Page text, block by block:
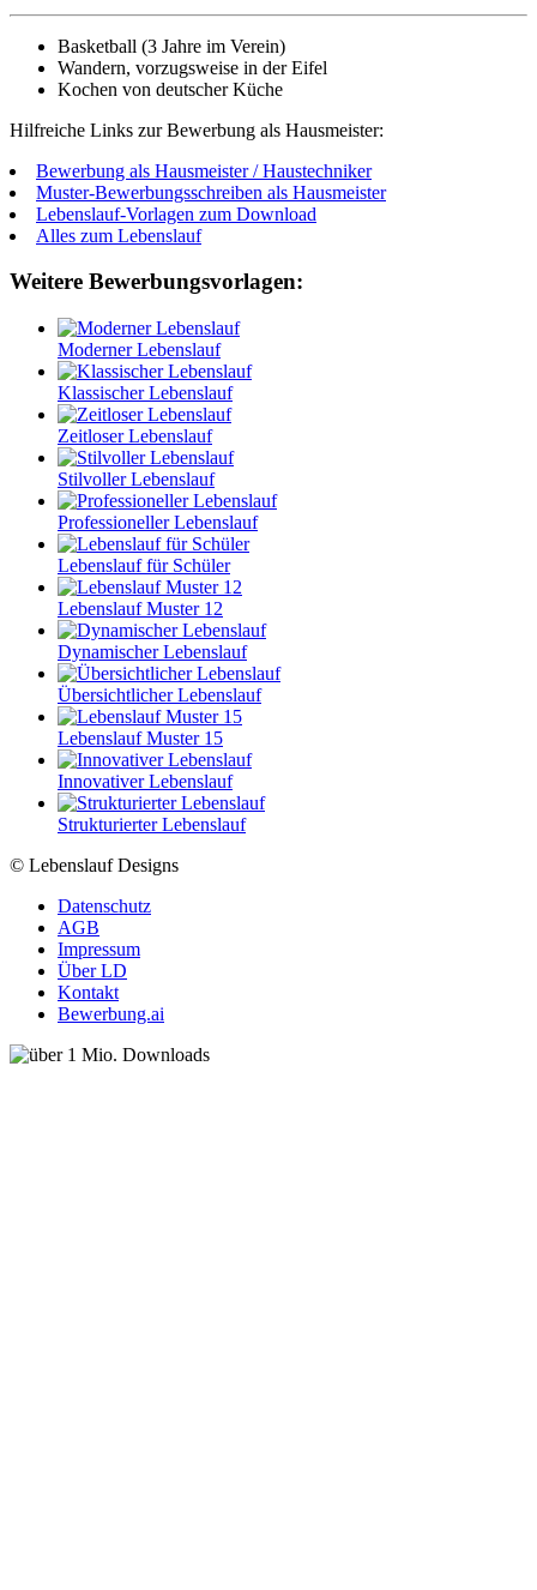
Basketball (3 Jahre im Verein)
Wandern, vorzugsweise in der Eifel
Kochen von deutscher Küche
Hilfreiche Links zur Bewerbung als Hausmeister:
Bewerbung als Hausmeister / Haustechniker
Muster-Bewerbungsschreiben als Hausmeister
Lebenslauf-Vorlagen zum Download
Alles zum Lebenslauf
Weitere Bewerbungsvorlagen:
Moderner Lebenslauf
Klassischer Lebenslauf
Zeitloser Lebenslauf
Stilvoller Lebenslauf
Professioneller Lebenslauf
Lebenslauf für Schüler
Lebenslauf Muster 12
Dynamischer Lebenslauf
Übersichtlicher Lebenslauf
Lebenslauf Muster 15
Innovativer Lebenslauf
Strukturierter Lebenslauf
© Lebenslauf Designs
Datenschutz
AGB
Impressum
Über LD
Kontakt
Bewerbung.ai